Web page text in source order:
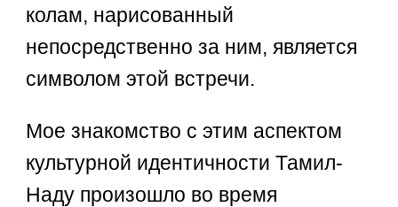
колам, нарисованный
непосредственно за ним, является
символом этой встречи.
Мое знакомство с этим аспектом
культурной идентичности Тамил-
Наду произошло во время